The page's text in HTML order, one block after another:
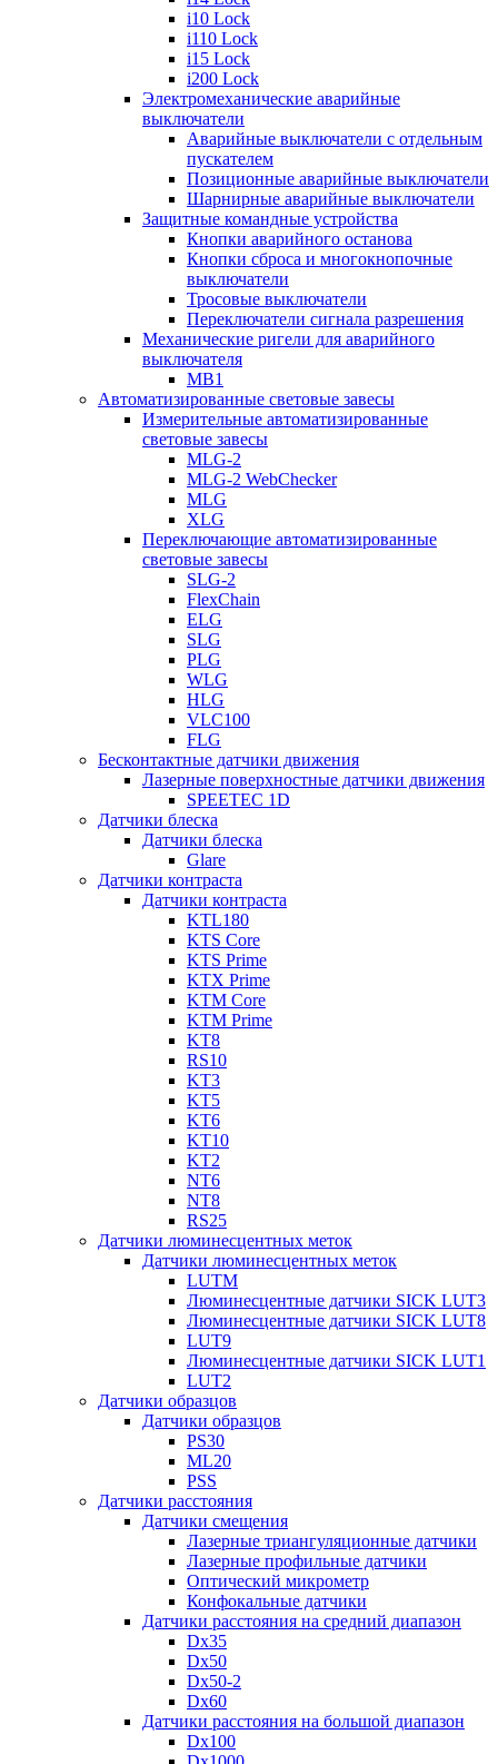
i10 Lock
i110 Lock
i15 Lock
i200 Lock
Электромеханические аварийные
выключатели
Аварийные выключатели с отдельным
пускателем
Позиционные аварийные выключатели
Шарнирные аварийные выключатели
Защитные командные устройства
Кнопки аварийного останова
Кнопки сброса и многокнопочные
выключатели
Тросовые выключатели
Переключатели сигнала разрешения
Механические ригели для аварийного
выключателя
MB1
Автоматизированные световые завесы
Измерительные автоматизированные
световые завесы
MLG-2
MLG-2 WebChecker
MLG
XLG
Переключающие автоматизированные
световые завесы
SLG-2
FlexChain
ELG
SLG
PLG
WLG
HLG
VLC100
FLG
Бесконтактные датчики движения
Лазерные поверхностные датчики движения
SPEETEC 1D
Датчики блеска
Датчики блеска
Glare
Датчики контраста
Датчики контраста
KTL180
KTS Core
KTS Prime
KTX Prime
KTM Core
KTM Prime
KT8
RS10
KT3
KT5
KT6
KT10
KT2
NT6
NT8
RS25
Датчики люминесцентных меток
Датчики люминесцентных меток
LUTM
Люминесцентные датчики SICK LUT3
Люминесцентные датчики SICK LUT8
LUT9
Люминесцентные датчики SICK LUT1
LUT2
Датчики образцов
Датчики образцов
PS30
ML20
PSS
Датчики расстояния
Датчики смещения
Лазерные триангуляционные датчики
Лазерные профильные датчики
Оптический микрометр
Конфокальные датчики
Датчики расстояния на средний диапазон
Dx35
Dx50
Dx50-2
Dx60
Датчики расстояния на большой диапазон
Dx100